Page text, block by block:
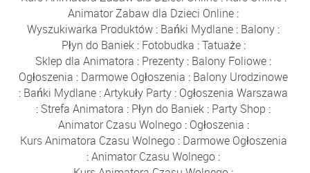
Animator Zabaw dla Dzieci Online :
Wyszukiwarka Produktów : Bańki Mydlane : Balony :
Płyn do Baniek: Fotobudka :Tatuaże:
Sklep dla Animatora : Prezenty : Balony Foliowe :
Ogłoszenia : Darmowe Ogłoszenia : Balony Urodzinowe
: Bańki Mydlane :Artykuły Party : Ogłoszenia Warszawa
: Strefa Animatora : Płyn do Baniek : Party Shop :
Animator Czasu Wolnego: Ogłoszenia :
Kurs Animatora Czasu Wolnego: Darmowe Ogłoszenia
:Animator Czasu Wolnego :